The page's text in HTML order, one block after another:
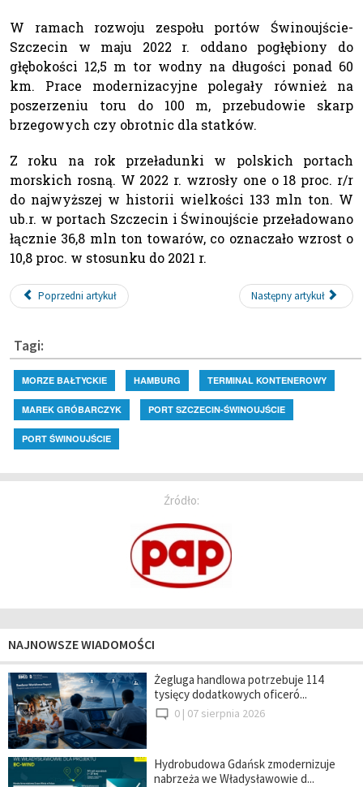
W ramach rozwoju zespołu portów Świnoujście-
Szczecin w maju 2022 r. oddano pogłębiony do
głębokości 12,5 m tor wodny na długości ponad 60
km. Prace modernizacyjne polegały również na
poszerzeniu toru do 100 m, przebudowie skarp
brzegowych czy obrotnic dla statków.
Z roku na rok przeładunki w polskich portach
morskich rosną. W 2022 r. wzrosły one o 18 proc. r/r
do najwyższej w historii wielkości 133 mln ton. W
ub.r. w portach Szczecin i Świnoujście przeładowano
łącznie 36,8 mln ton towarów, co oznaczało wzrost o
10,8 proc. w stosunku do 2021 r.
Poprzedni artykuł Następny artykuł
Tagi:
MORZE BAŁTYCKIE HAMBURG TERMINAL KONTENEROWY
MAREK GRÓBARCZYK PORT SZCZECIN-ŚWINOUJŚCIE
PORT ŚWINOUJŚCIE
Źródło:
NAJNOWSZE WIADOMOŚCI
Żegluga handlowa potrzebuje 114
tysięcy dodatkowych oficeró...
0 | 07 sierpnia 2026
Hydrobudowa Gdańsk zmodernizuje
nabrzeża we Władysławowie d...